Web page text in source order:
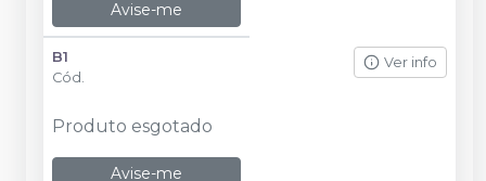
Avise-me
B1
Cód.
Ver info
Produto esgotado
Avise-me